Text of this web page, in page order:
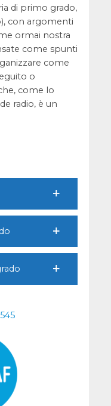
di primo grado,
con argomenti
ormai nostra
come spunti
come
o
come lo
radio, è un